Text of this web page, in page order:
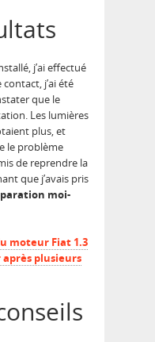
j’ai effectué
j’ai été
que le
Les lumières
plus, et
le problème
de reprendre la
que j’avais pris
moi-
moteur Fiat 1.3
plusieurs